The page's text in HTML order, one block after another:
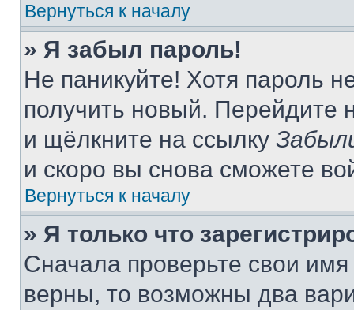
Вернуться к началу
» Я забыл пароль!
Не паникуйте! Хотя пароль
получить новый. Перейдите
и щёлкните на ссылку
и скоро вы снова сможете
Вернуться к началу
» Я только что
Сначала проверьте свои
верны, то возможны два